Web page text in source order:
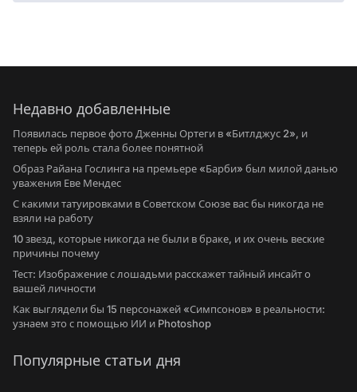
Недавно добавленные
Появилась первое фото Дженны Ортеги в «Битлджус 2», и
теперь ей роль стала более понятной
Образ Райана Гослинга на премьере «Барби» был милой данью
уважения Еве Мендес
С какими татуировками в Советском Союзе вас бы никогда не
взяли на работу
10 звезд, которые никогда не были в браке, и их очень веские
причины почему
Тест: Изображение с лошадьми расскажет тайный инсайт о
вашей личности
Как выглядели бы 15 персонажей «Симпсонов» в реальности:
узнаем это с помощью ИИ и Photoshop
Популярные статьи дня